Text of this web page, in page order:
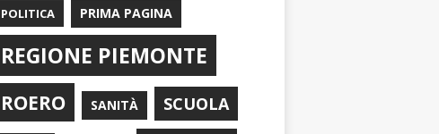
POLITICA PRIMA PAGINA
REGIONE PIEMONTE
ROERO SANITÀ SCUOLA